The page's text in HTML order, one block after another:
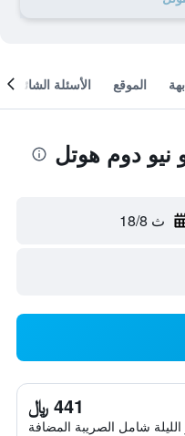
الموقع الأسئلة الشائعة
دوم هوتل
ث 18/8
441 ﷼
شامل الصريبة المضافة